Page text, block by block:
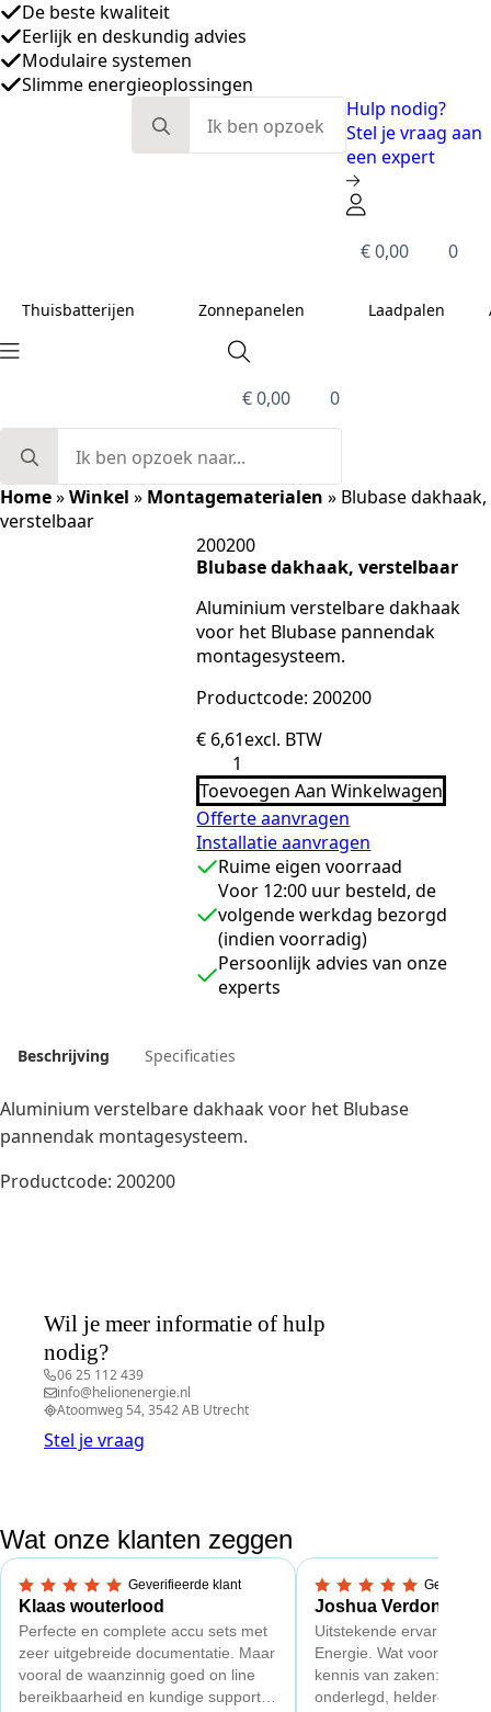
for:
Hulp nodig?
Stel je vraag aan
een expert
€0,00 0
Thuisbatterijen Zonnepanelen Laadpalen
€0,00
0
for:
Home»Winkel » Montagematerialen » Blubase dakhaak,
verstelbaar
200200
Blubase dakhaak, verstelbaar
Aluminium verstelbare dakhaak
voor het Blubase pannendak
montagesysteem.
Productcode: 200200
€ 6,61excl. BTW
Blubase
dakhaak,
verstelbaar
aantal
Toevoegen Aan Winkelwagen
Offerte aanvragen
Installatie aanvragen
Ruime eigen voorraad
Voor 12:00 uur besteld, de
volgende werkdag bezorgd
(indien voorradig)
Persoonlijk advies van onze
experts
Beschrijving Specificaties
Aluminium verstelbare dakhaak voor het Blubase
pannendak montagesysteem.
Productcode: 200200
Wil je meer informatie of hulp
nodig?
06 25 112 439
info@helionenergie.nl
Atoomweg 54, 3542 AB Utrecht
Stel je vraag
Wat onze klanten zeggen
Geverifieerde klant
5,0 van 5 sterren
Klaas wouterlood
Perfecte en complete accu sets met
zeer uitgebreide documentatie. Maar
vooral de waanzinnig goed on line
bereikbaarheid en kundige support
5,0 van 5 sterren
Joshua Verdonk
Uitstekende ervaring
Energie. Wat vooral
kennis van zaken:
onderlegd, heldere